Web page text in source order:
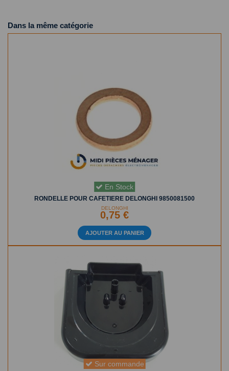
Dans la même catégorie
En Stock
RONDELLE POUR CAFETIERE DELONGHI 9850081500
DELONGHI
0,75 €
AJOUTER AU PANIER
Sur commande